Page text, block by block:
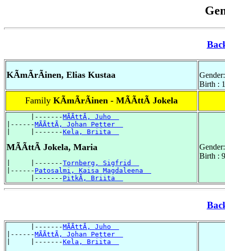
KÃmÃrÃinen, Elias Kustaa
Birth :
Family KÃmÃrÃinen - MÃÃttÃ Jokela
      |-------
MÃÃttÃ, Juho
|------MÃÃttÃ, Johan Petter
|     |-------Kela, Briita
MÃÃttÃ Jokela, Maria
|     |-------Tornberg, Sigfrid
|------ Patosalmi, Kaisa Magdaleena
      |-------
PitkÃ, Briita
Birth :
      |-------
MÃÃttÃ, Juho
|------MÃÃttÃ, Johan Petter
|     |-------Kela, Briita